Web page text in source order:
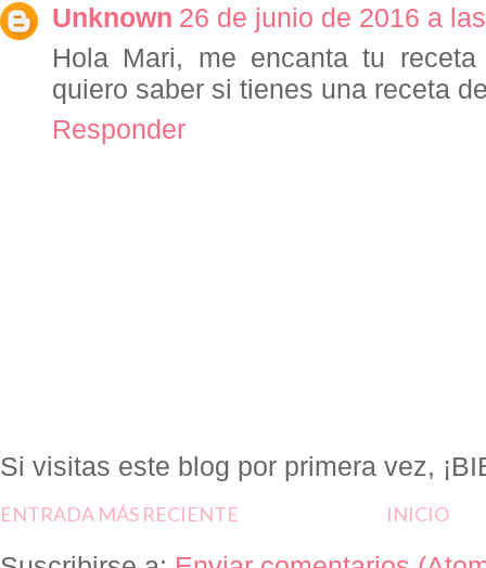
Unknown 26 de junio de 2016 a
Hola Mari, me encanta tu
quiero saber si tienes una receta
Responder
Si visitas este blog por primera vez,
ENTRADA MÁS RECIENTE INICIO